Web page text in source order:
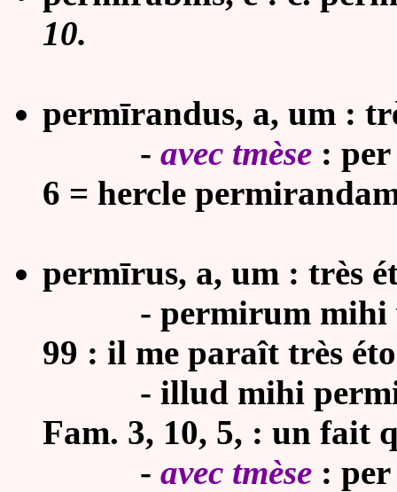
10.
permīrandus, a, um :
- avec tmèse :
6 = hercle
permīrus, a, um : très
- permirum mihi
99 : il me paraît très
- illud mihi
Fam. 3, 10, 5, : un fait
- avec tmèse :